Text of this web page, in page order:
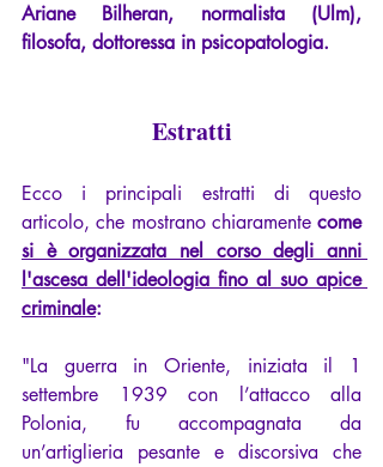
Ariane Bilheran, normalista (Ulm),
filosofa, dottoressa in psicopatologia.
Estratti
Ecco i principali estratti di questo
articolo, che mostrano chiaramente
come
si è organizzata nel corso degli anni
l'ascesa dell'ideologia fino al suo apice
criminale:
"La guerra in Oriente, iniziata il 1
settembre 1939 con l’attacco alla
Polonia, fu accompagnata da
un’artiglieria pesante e discorsiva che